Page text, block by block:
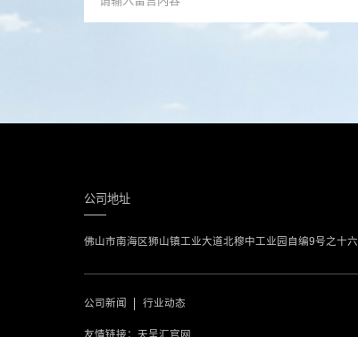
公司地址
佛山市南海区狮山镇工业大道北穆中工业园自编9号之十六
公司新闻 行业动态
友情链接：天呈汇官网